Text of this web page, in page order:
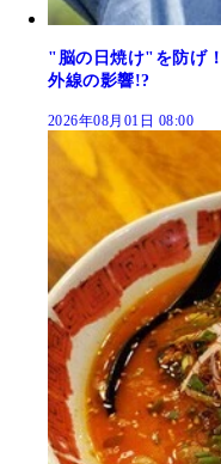
"脳の日焼け"を防げ
外線の影響!?
2026年08月01日 08:00